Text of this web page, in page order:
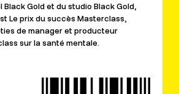
Gold et du studio Black Gold,
Le prix du succès Masterclass,
de manager et producteur
sur la santé mentale.